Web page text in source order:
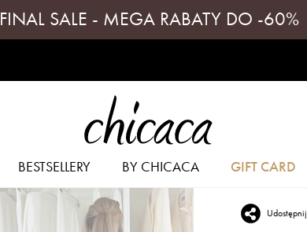
FINAL SALE - MEGA RABATY DO -60%
BESTSELLERY BY CHICACA GIFT CARD
Udostępnij